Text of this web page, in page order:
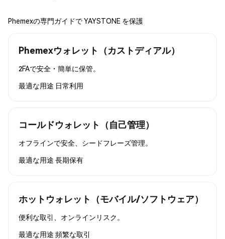
Phemexの専門ガイドで YAYSTONE を保護
Phemexウォレット（カストディアル）
2FAで安全・簡単に保管。
最適な用途 日常利用
コールドウォレット（自己管理）
オフラインで安全、シードフレーズ管理。
最適な用途 長期保有
ホットウォレット（モバイル/ソフトウェア）
便利な取引、オンラインリスク。
最適な用途 頻繁な取引